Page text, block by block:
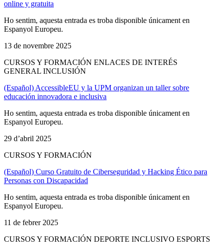
online y gratuita
Ho sentim, aquesta entrada es troba disponible únicament en
Espanyol Europeu.
13 de novembre 2025
CURSOS Y FORMACIÓN ENLACES DE INTERÉS
GENERAL INCLUSIÓN
(Español) AccessibleEU y la UPM organizan un taller sobre
educación innovadora e inclusiva
Ho sentim, aquesta entrada es troba disponible únicament en
Espanyol Europeu.
29 d’abril 2025
CURSOS Y FORMACIÓN
(Español) Curso Gratuito de Ciberseguridad y Hacking Ético para
Personas con Discapacidad
Ho sentim, aquesta entrada es troba disponible únicament en
Espanyol Europeu.
11 de febrer 2025
CURSOS Y FORMACIÓN DEPORTE INCLUSIVO ESPORTS